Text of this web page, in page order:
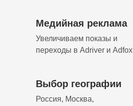
Выбор географии
Россия, Москва,
Медийная реклама
Увеличиваем показы и
переходы в Adriver и Adfox